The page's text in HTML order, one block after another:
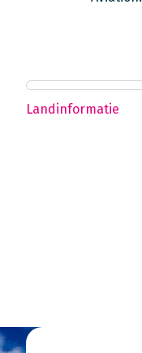
Landinformatie